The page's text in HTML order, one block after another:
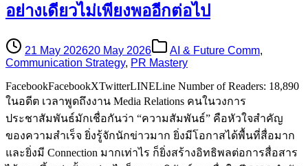
อย่างเดียวไม่เพียงพออีกต่อไป
21 May 202620 May 2026 AI & Future Comm,
Communication Strategy, PR Mastery
FacebookFacebookXTwitterLINELine Number of Readers: 18,890
ในอดีต เวลาพูดถึงงาน Media Relations คนในวงการ
ประชาสัมพันธ์มักเชื่อกันว่า “ความสัมพันธ์” คือหัวใจสำคัญ
ของความสำเร็จ ยิ่งรู้จักนักข่าวมาก ยิ่งมีโอกาสได้พื้นที่สื่อมาก
และยิ่งมี Connection มากเท่าไร ก็ยิ่งสร้างอิทธิพลต่อการสื่อสาร